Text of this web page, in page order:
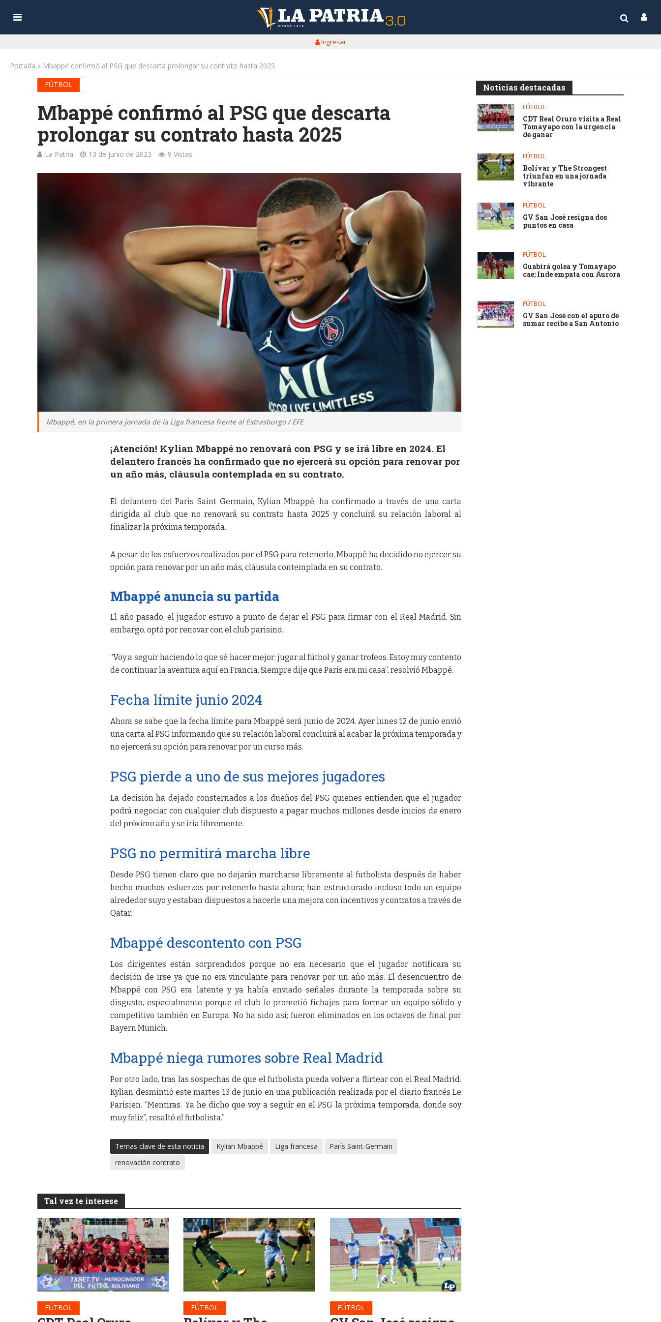
Ingresar
Portada » Mbappé confirmó al PSG que descarta prolongar su contrato hasta 2025
FÚTBOL
Mbappé confirmó al PSG que descarta
prolongar su contrato hasta 2025
La Patria 13 de junio de 2023 9 Vistas
Mbappé, en la primera jornada de la Liga francesa frente al Estrasburgo / EFE
¡Atención! Kylian Mbappé no renovará con PSG y se irá libre en 2024. El
delantero francés ha confirmado que no ejercerá su opción para renovar por
un año más, cláusula contemplada en su contrato.
El delantero del Paris Saint Germain, Kylian Mbappé, ha confirmado a través de una carta
dirigida al club que no renovará su contrato hasta 2025 y concluirá su relación laboral al
finalizar la próxima temporada.
A pesar de los esfuerzos realizados por el PSG para retenerlo, Mbappé ha decidido no ejercer su
opción para renovar por un año más, cláusula contemplada en su contrato.
Mbappé anuncia su partida
El año pasado, el jugador estuvo a punto de dejar el PSG para firmar con el Real Madrid. Sin
embargo, optó por renovar con el club parisino.
“Voy a seguir haciendo lo que sé hacer mejor: jugar al fútbol y ganar trofeos. Estoy muy contento
de continuar la aventura aquí en Francia. Siempre dije que París era mi casa”, resolvió Mbappé.
Fecha límite junio 2024
Ahora se sabe que la fecha límite para Mbappé será junio de 2024. Ayer lunes 12 de junio envió
una carta al PSG informando que su relación laboral concluirá al acabar la próxima temporada y
no ejercerá su opción para renovar por un curso más.
PSG pierde a uno de sus mejores jugadores
La decisión ha dejado consternados a los dueños del PSG quienes entienden que el jugador
podrá negociar con cualquier club dispuesto a pagar muchos millones desde inicios de enero
del próximo año y se iría libremente.
PSG no permitirá marcha libre
Desde PSG tienen claro que no dejarán marcharse libremente al futbolista después de haber
hecho muchos esfuerzos por retenerlo hasta ahora; han estructurado incluso todo un equipo
alrededor suyo y estaban dispuestos a hacerle una mejora con incentivos y contratos a través de
Qatar.
Mbappé descontento con PSG
Los dirigentes están sorprendidos porque no era necesario que el jugador notificara su
decisión de irse ya que no era vinculante para renovar por un año más. El desencuentro de
Mbappé con PSG era latente y ya había enviado señales durante la temporada sobre su
disgusto, especialmente porque el club le prometió fichajes para formar un equipo sólido y
competitivo también en Europa. No ha sido así; fueron eliminados en los octavos de final por
Bayern Munich.
Mbappé niega rumores sobre Real Madrid
Por otro lado, tras las sospechas de que el futbolista pueda volver a flirtear con el Real Madrid.
Kylian desmintió este martes 13 de junio en una publicación realizada por el diario francés Le
Parisien. “Mentiras. Ya he dicho que voy a seguir en el PSG la próxima temporada, donde soy
muy feliz”, resaltó el futbolista.”
Temas clave de esta noticia Kylian Mbappé Liga francesa
París Saint-Germain
renovación contrato
Tal vez te interese
FÚTBOL FÚTBOL FÚTBOL
Noticias destacadas
FÚTBOL
CDT Real Oruro visita a Real
Tomayapo con la urgencia
de ganar
FÚTBOL
Bolívar y The Strongest
triunfan en una jornada
vibrante
FÚTBOL
GV San José resigna dos
puntos en casa
FÚTBOL
Guabirá golea y Tomayapo
cae; Inde empata con Aurora
FÚTBOL
GV San José con el apuro de
sumar recibe a San Antonio